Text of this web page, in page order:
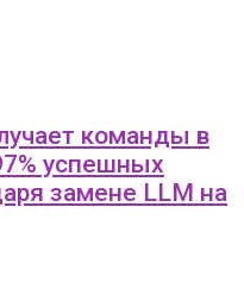
команды в
успешных
замене LLM на